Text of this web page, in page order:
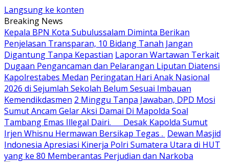
Langsung ke konten
Breaking News
Kepala BPN Kota Subulussalam Diminta Berikan
Penjelasan Transparan, 10 Bidang Tanah Jangan
Digantung Tanpa Kepastian Laporan Wartawan Terkait
Dugaan Pengancaman dan Pelarangan Liputan Diatensi
Kapolrestabes Medan Peringatan Hari Anak Nasional
2026 di Sejumlah Sekolah Belum Sesuai Imbauan
Kemendikdasmen 2 Minggu Tanpa Jawaban, DPD Mosi
Sumut Ancam Gelar Aksi Damai Di Mapolda Soal
Tambang Emas Illegal Dairi. Desak Kapolda Sumut
Irjen Whisnu Hermawan Bersikap Tegas . Dewan Masjid
Indonesia Apresiasi Kinerja Polri Sumatera Utara di HUT
yang ke 80 Memberantas Perjudian dan Narkoba